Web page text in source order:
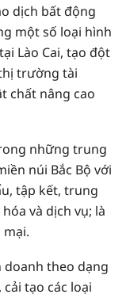
dịch bất động
một số loại hình
Lào Cai, tạo đột
trường tài
chất nâng cao
những trung
núi Bắc Bộ với
tập kết, trung
và dịch vụ; là
theo dạng
tạo các loại